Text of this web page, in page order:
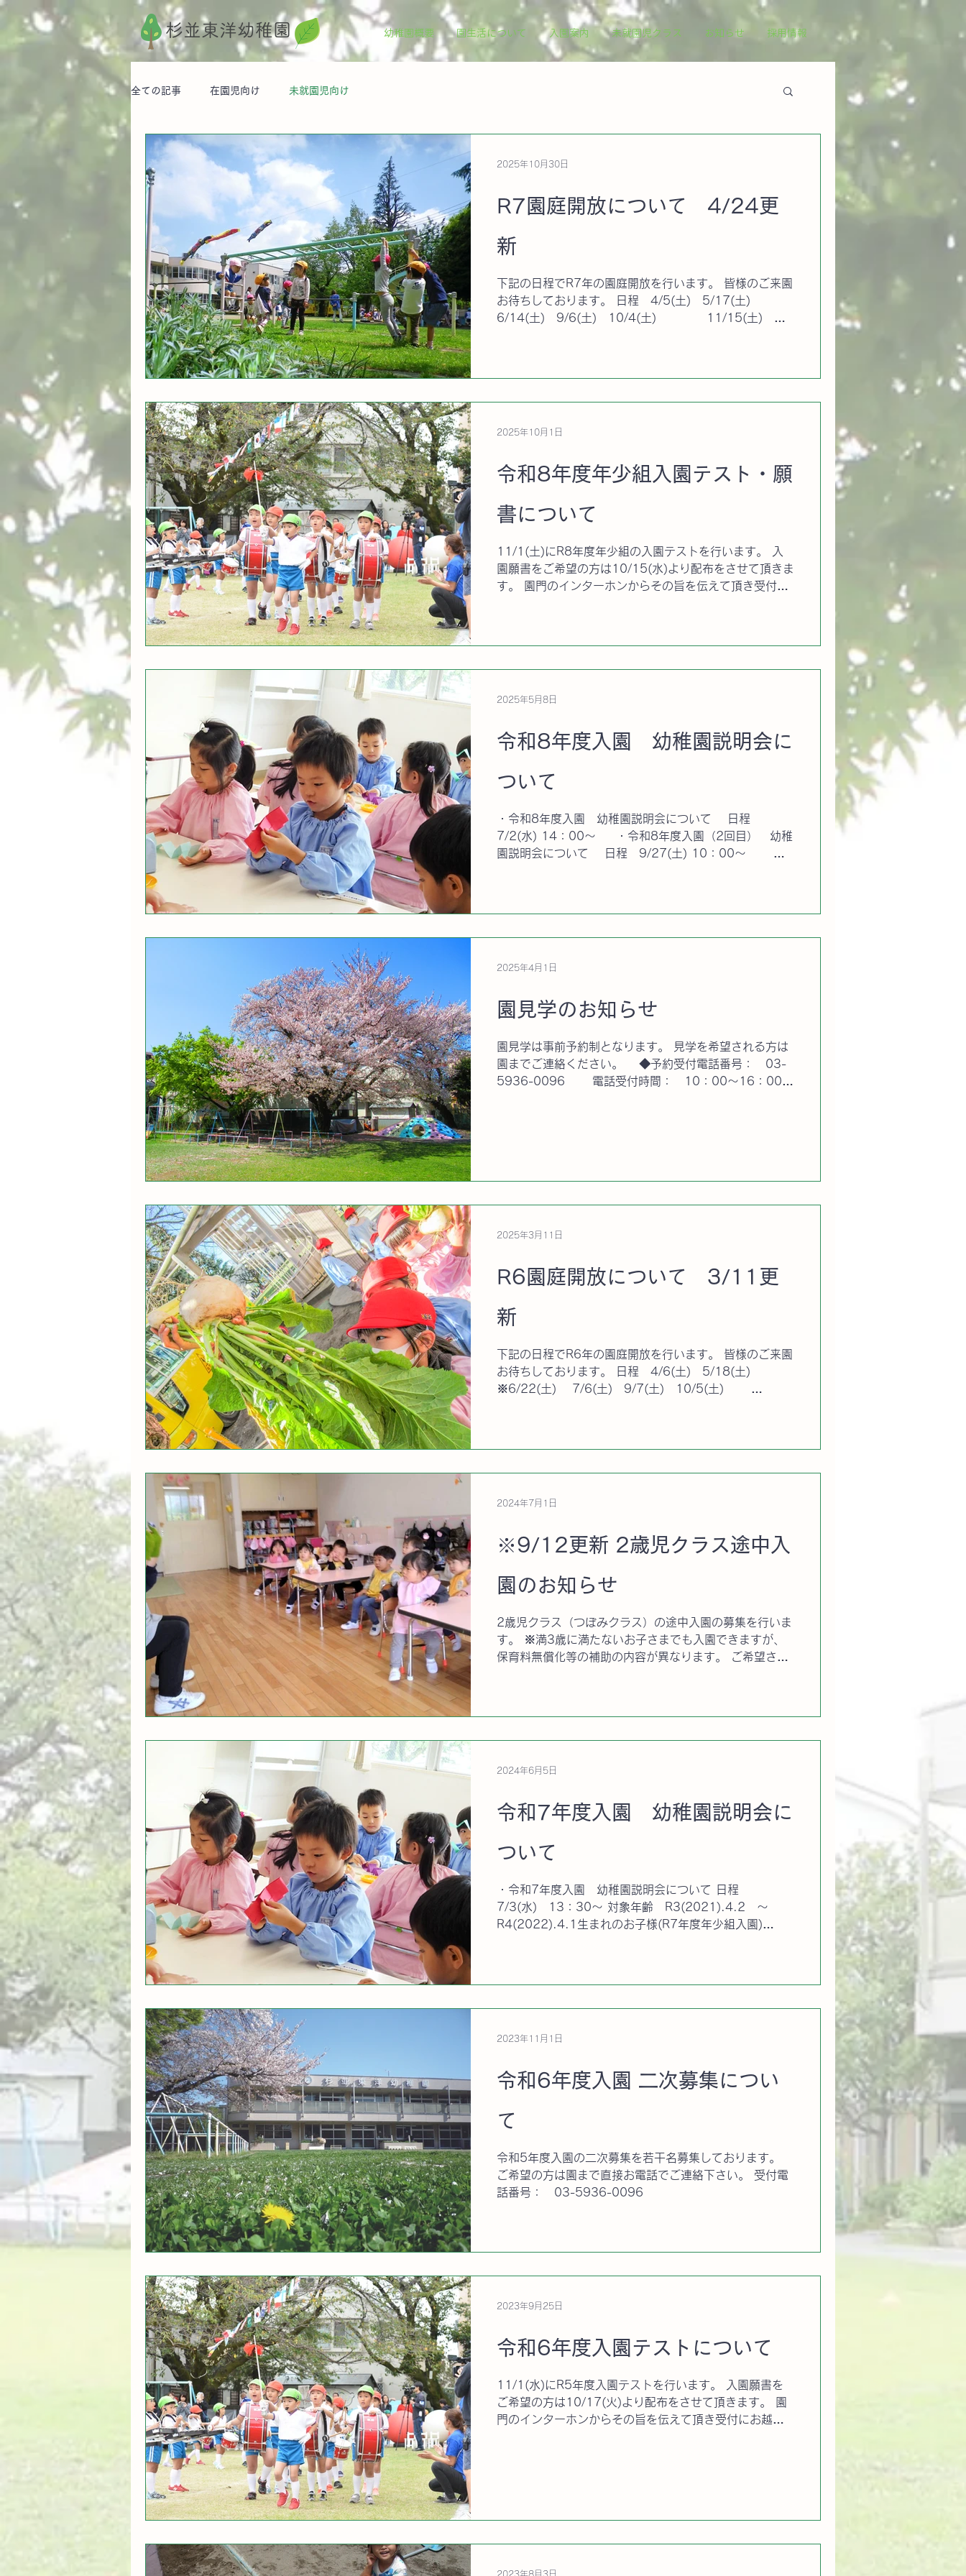
杉並東洋幼稚園 幼稚園概要 園生活について 入園案内 未就園児クラス お知らせ 採用情報
全ての記事 在園児向け 未就園児向け
R7園庭開放について 4/24更
新
下記の日程でR7年の園庭開放を行います。 皆様のご来園
お待ちしております。 日程 4/5(土) 5/17(土)
6/14(土) 9/6(土) 10/4(土) 11/15(土)
な環境をご体感ください。 未就園児クラス（ひよこルー
こルームのお知らせはこちらから ※インフルエンザやコ
る場合があります。ご注意ください。 【ご注意】体調の
給ができるもの ※お菓子やおもちゃのお持ち込みは
ご遠慮ください。
2025年10月30日
令和8年度年少組入園テスト・願
書について
11/1(土)にR8年度年少組の入園テストを行います。 入
園願書をご希望の方は10/15(水)より配布をさせて頂きま
す。 園門のインターホンからその旨を伝えて頂き受付に
2025年10月1日
令和8年度入園 幼稚園説明会に
ついて
・令和8年度入園 幼稚園説明会について 日程
7/2(水) 14：00～ ・令和8年度入園（2回目） 幼稚
園説明会について 日程 9/27(土) 10：00～ 対
2025年5月8日
園見学のお知らせ
園見学は事前予約制となります。 見学を希望される方は
園までご連絡ください。 ◆予約受付電話番号： 03-
5936-0096 電話受付時間： 10：00～16：00
2025年4月1日
R6園庭開放について 3/11更
新
下記の日程でR6年の園庭開放を行います。 皆様のご来園
お待ちしております。 日程 4/6(土) 5/18(土)
※6/22(土) 7/6(土) 9/7(土) 10/5(土)
2025年3月11日
※9/12更新 2歳児クラス途中入
園のお知らせ
2歳児クラス（つぼみクラス）の途中入園の募集を行いま
す。 ※満3歳に満たないお子さまでも入園できますが、
保育料無償化等の補助の内容が異なります。 ご希望され
2024年7月1日
令和7年度入園 幼稚園説明会に
ついて
・令和7年度入園 幼稚園説明会について 日程
7/3(水) 13：30～ 対象年齢 R3(2021).4.2 ～
R4(2022).4.1生まれのお子様(R7年度年少組入園)
2024年6月5日
令和6年度入園 二次募集につい
て
令和5年度入園の二次募集を若干名募集しております。
ご希望の方は園まで直接お電話でご連絡下さい。 受付電
話番号： 03-5936-0096
2023年11月1日
令和6年度入園テストについて
11/1(水)にR5年度入園テストを行います。 入園願書を
ご希望の方は10/17(火)より配布をさせて頂きます。 園
門のインターホンからその旨を伝えて頂き受付にお越し
2023年9月25日
2023年8月3日